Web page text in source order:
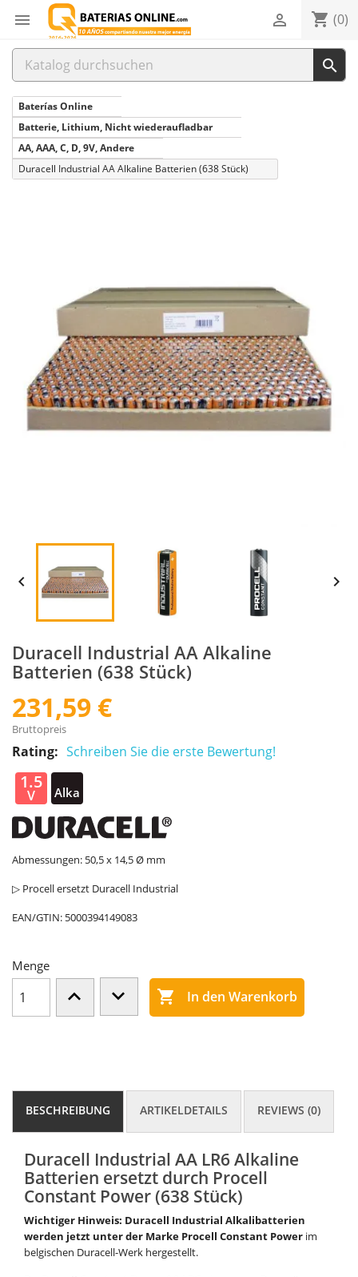
 shopping_cart (0)


Baterías Online
Batterie, Lithium, Nicht wiederaufladbar
AA, AAA, C, D, 9V, Andere
Duracell Industrial AA Alkaline Batterien (638 Stück)
 
Duracell Industrial AA Alkaline
Batterien (638 Stück)
231,59 €
Bruttopreis
Rating: Schreiben Sie die erste Bewertung!
1.5
V
Alka
line
Abmessungen: 50,5 x 14,5 Ø mm
▷ Procell ersetzt Duracell Industrial
EAN/GTIN: 5000394149083
Menge
 In den Warenkorb
BESCHREIBUNG ARTIKELDETAILS REVIEWS (0)
Duracell Industrial AA LR6 Alkaline
Batterien ersetzt durch Procell
Constant Power (638 Stück)
Wichtiger Hinweis: Duracell Industrial Alkalibatterien
werden jetzt unter der Marke Procell Constant Power im
belgischen Duracell-Werk hergestellt.